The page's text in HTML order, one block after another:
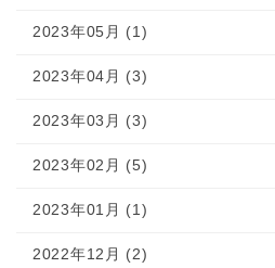
2023年05月 (1)
2023年04月 (3)
2023年03月 (3)
2023年02月 (5)
2023年01月 (1)
2022年12月 (2)